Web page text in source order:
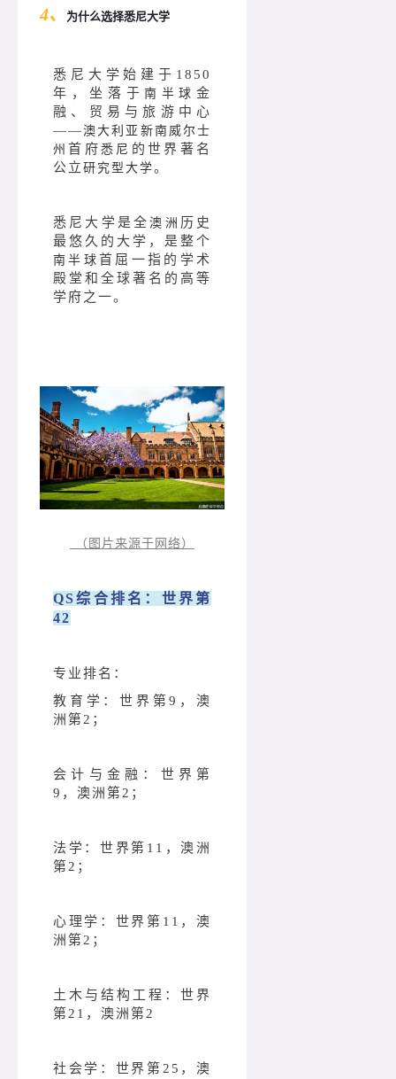
4、 为什么选择悉尼大学
悉尼大学始建于1850
年，坐落于南半球 金
融、贸易与旅游中心
——澳大利亚新南威尔士
州 首府悉尼 的世界著名
公立 研究型大学。
悉尼大学是全澳洲 历史
最悠久的大学，是整个
南半球 首屈一指的学术
殿堂和全球著名的高等
学府之一。
（图片来源于网络）
QS综合排名：世界第
42
专业排名：
教育学：世界第9，澳
洲第2；
会计与金融：世界第
9，澳洲第2；
法学：世界第11，澳洲
第2；
心理学：世界第11，澳
洲第2；
土木与结构工程：世界
第21，澳洲第2
社会学：世界第25，澳